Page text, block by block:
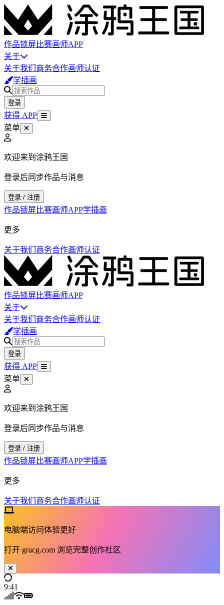
作品锁屏比赛画师APP
关于
关于我们 商务合作画师认证
学插画
登录
获得 APP
菜单
欢迎来到涂鸦王国
登录后同步作品与消息
登录 / 注册
作品锁屏比赛画师APP学插画
更多
关于我们 商务合作画师认证
作品锁屏比赛画师APP
关于
关于我们 商务合作画师认证
学插画
登录
获得 APP
菜单
欢迎来到涂鸦王国
登录后同步作品与消息
登录 / 注册
作品锁屏比赛画师APP学插画
更多
关于我们 商务合作画师认证
电脑端访问体验更好
打开 gracg.com 浏览完整创作社区
9:41